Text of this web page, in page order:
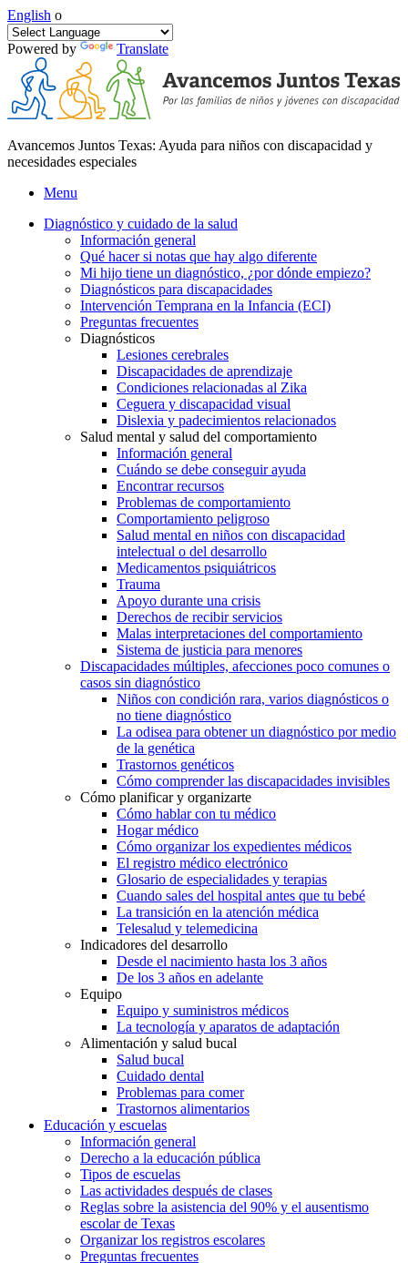
English o
Powered by Translate
Avancemos Juntos Texas: Ayuda para niños con discapacidad y
necesidades especiales
Menu
Diagnóstico y cuidado de la salud
Información general
Qué hacer si notas que hay algo diferente
Mi hijo tiene un diagnóstico, ¿por dónde empiezo?
Diagnósticos para discapacidades
Intervención Temprana en la Infancia (ECI)
Preguntas frecuentes
Diagnósticos
Lesiones cerebrales
Discapacidades de aprendizaje
Condiciones relacionadas al Zika
Ceguera y discapacidad visual
Dislexia y padecimientos relacionados
Salud mental y salud del comportamiento
Información general
Cuándo se debe conseguir ayuda
Encontrar recursos
Problemas de comportamiento
Comportamiento peligroso
Salud mental en niños con discapacidad
intelectual o del desarrollo
Medicamentos psiquiátricos
Trauma
Apoyo durante una crisis
Derechos de recibir servicios
Malas interpretaciones del comportamiento
Sistema de justicia para menores
Discapacidades múltiples, afecciones poco comunes o
casos sin diagnóstico
Niños con condición rara, varios diagnósticos o
no tiene diagnóstico
La odisea para obtener un diagnóstico por medio
de la genética
Trastornos genéticos
Cómo comprender las discapacidades invisibles
Cómo planificar y organizarte
Cómo hablar con tu médico
Hogar médico
Cómo organizar los expedientes médicos
El registro médico electrónico
Glosario de especialidades y terapias
Cuando sales del hospital antes que tu bebé
La transición en la atención médica
Telesalud y telemedicina
Indicadores del desarrollo
Desde el nacimiento hasta los 3 años
De los 3 años en adelante
Equipo
Equipo y suministros médicos
La tecnología y aparatos de adaptación
Alimentación y salud bucal
Salud bucal
Cuidado dental
Problemas para comer
Trastornos alimentarios
Educación y escuelas
Información general
Derecho a la educación pública
Tipos de escuelas
Las actividades después de clases
Reglas sobre la asistencia del 90% y el ausentismo
escolar de Texas
Organizar los registros escolares
Preguntas frecuentes